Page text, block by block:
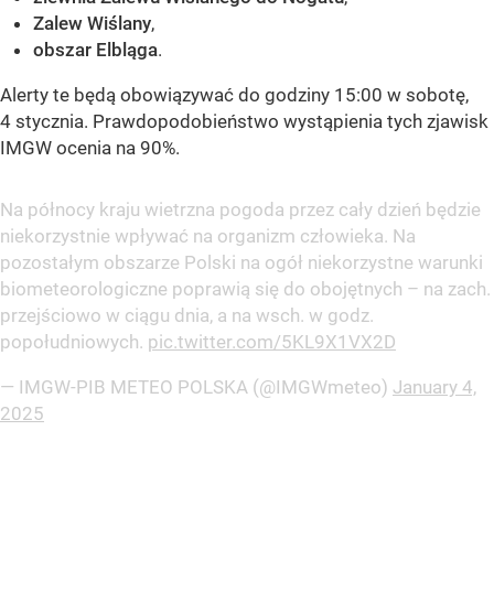
Zalew Wiślany,
obszar Elbląga.
Alerty te będą obowiązywać do godziny 15:00 w sobotę,
4 stycznia. Prawdopodobieństwo wystąpienia tych zjawisk
IMGW ocenia na 90%.
Na północy kraju wietrzna pogoda przez cały dzień będzie
niekorzystnie wpływać na organizm człowieka. Na
pozostałym obszarze Polski na ogół niekorzystne warunki
biometeorologiczne poprawią się do obojętnych – na zach.
przejściowo w ciągu dnia, a na wsch. w godz.
popołudniowych. pic.twitter.com/5KL9X1VX2D
— IMGW-PIB METEO POLSKA (@IMGWmeteo) January 4,
2025